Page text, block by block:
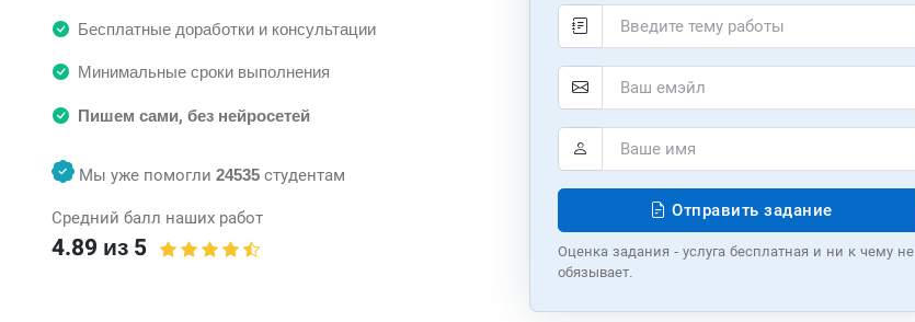
Бесплатные доработки и консультации
Минимальные сроки выполнения
Пишем сами, без нейросетей
Мы уже помогли 24535 студентам
Средний балл наших работ
4.89 из 5
Отправить задание
Оценка задания - услуга бесплатная и ни к чему не
обязывает.